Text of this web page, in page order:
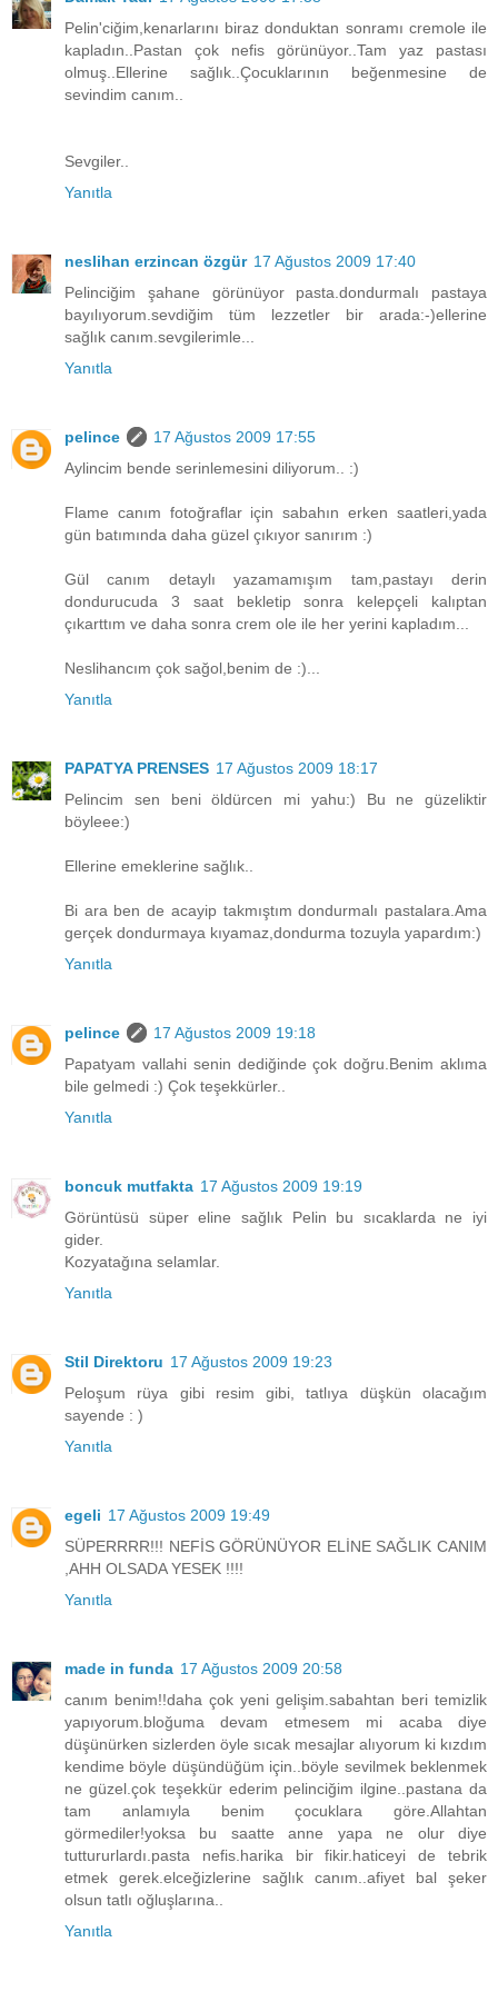
Pelin'ciğim,kenarlarını biraz donduktan sonramı cremole ile
kapladın..Pastan çok nefis görünüyor..Tam yaz pastası
olmuş..Ellerine sağlık..Çocuklarının beğenmesine de
sevindim canım..
Sevgiler..
Yanıtla
neslihan erzincan özgür 17 Ağustos 2009 17:40
Pelinciğim şahane görünüyor pasta.dondurmalı pastaya
bayılıyorum.sevdiğim tüm lezzetler bir arada:-)ellerine
sağlık canım.sevgilerimle...
Yanıtla
pelince
17 Ağustos 2009 17:55
Aylincim bende serinlemesini diliyorum.. :)
Flame canım fotoğraflar için sabahın erken saatleri,yada
gün batımında daha güzel çıkıyor sanırım :)
Gül canım detaylı yazamamışım tam,pastayı derin
dondurucuda 3 saat bekletip sonra kelepçeli kalıptan
çıkarttım ve daha sonra crem ole ile her yerini kapladım...
Neslihancım çok sağol,benim de :)...
Yanıtla
PAPATYA PRENSES 17 Ağustos 2009 18:17
Pelincim sen beni öldürcen mi yahu:) Bu ne güzeliktir
böyleee:)
Ellerine emeklerine sağlık..
Bi ara ben de acayip takmıştım dondurmalı pastalara.Ama
gerçek dondurmaya kıyamaz,dondurma tozuyla yapardım:)
Yanıtla
pelince
17 Ağustos 2009 19:18
Papatyam vallahi senin dediğinde çok doğru.Benim aklıma
bile gelmedi :) Çok teşekkürler..
Yanıtla
boncuk mutfakta 17 Ağustos 2009 19:19
Görüntüsü süper eline sağlık Pelin bu sıcaklarda ne iyi
gider.
Kozyatağına selamlar.
Yanıtla
Stil Direktoru 17 Ağustos 2009 19:23
Peloşum rüya gibi resim gibi, tatlıya düşkün olacağım
sayende : )
Yanıtla
egeli 17 Ağustos 2009 19:49
SÜPERRRR!!! NEFİS GÖRÜNÜYOR ELİNE SAĞLIK CANIM
,AHH OLSADA YESEK !!!!
Yanıtla
made in funda 17 Ağustos 2009 20:58
canım benim!!daha çok yeni gelişim.sabahtan beri temizlik
yapıyorum.bloğuma devam etmesem mi acaba diye
düşünürken sizlerden öyle sıcak mesajlar alıyorum ki kızdım
kendime böyle düşündüğüm için..böyle sevilmek beklenmek
ne güzel.çok teşekkür ederim pelinciğim ilgine..pastana da
tam anlamıyla benim çocuklara göre.Allahtan
görmediler!yoksa bu saatte anne yapa ne olur diye
tuttururlardı.pasta nefis.harika bir fikir.haticeyi de tebrik
etmek gerek.elceğizlerine sağlık canım..afiyet bal şeker
olsun tatlı oğluşlarına..
Yanıtla